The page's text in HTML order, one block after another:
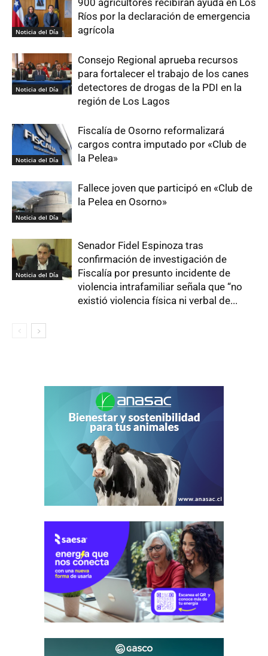
Noticia del Día
900 agricultores recibirán ayuda en Los
Ríos por la declaración de emergencia
agrícola
Noticia del Día
Consejo Regional aprueba recursos
para fortalecer el trabajo de los canes
detectores de drogas de la PDI en la
región de Los Lagos
Noticia del Día
Fiscalía de Osorno reformalizará
cargos contra imputado por «Club de
la Pelea»
Noticia del Día
Fallece joven que participó en «Club de
la Pelea en Osorno»
Noticia del Día
Senador Fidel Espinoza tras
confirmación de investigación de
Fiscalía por presunto incidente de
violencia intrafamiliar señala que “no
existió violencia física ni verbal de...